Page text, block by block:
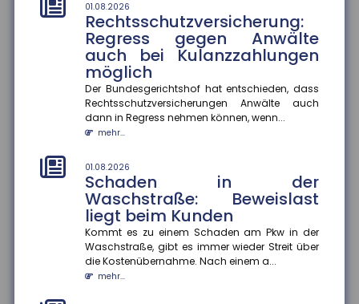
01.08.2026
Rechtsschutzversicherung:
Regress gegen Anwälte
auch bei Kulanzzahlungen
möglich
Der Bundesgerichtshof hat entschieden, dass
Rechtsschutzversicherungen Anwälte auch
dann in Regress nehmen können, wenn...
mehr...
01.08.2026
Schaden in der
Waschstraße: Beweislast
liegt beim Kunden
Kommt es zu einem Schaden am Pkw in der
Waschstraße, gibt es immer wieder Streit über
die Kostenübernahme. Nach einem a...
mehr...
deutsche Versicherungswir...
mehr...
28.07.2026
Flugzeitenänderung:
Mängelansprüche bei
Pauschalreisen
Eine Flugzeitenänderung kann einen Reisemangel
darstellen und zu Mängelansprüchen führen. Das
mehr...
28.07.2026
Fehlvorstellungen über KI: Risiko
für Bildungsungleichheit
Jugendliche korrigieren Fehlvorstellungen über
generative KI nur selten selbst ? das könnte
bestehende Bildungsungleichh...